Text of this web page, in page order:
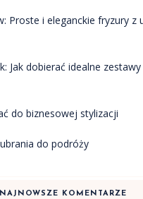
Proste i eleganckie fryzury z
Jak dobierać idealne
do biznesowej stylizacji
do podróży
NAJNOWSZE KOMENTARZE